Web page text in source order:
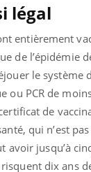
légal
entièrement
de l’épidémie
le
PCR de
de
qui n’est
avoir jusqu’à
risquent dix ans